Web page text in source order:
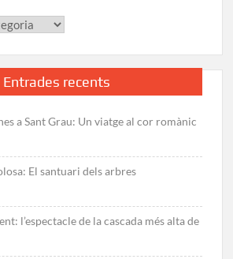
Entrades recents
a Sant Grau: Un viatge al cor romànic
El santuari dels arbres
l’espectacle de la cascada més alta de